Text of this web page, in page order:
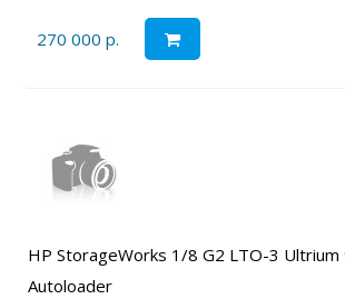
270 000 р.
HP StorageWorks 1/8 G2 LTO-3 Ultrium
Autoloader